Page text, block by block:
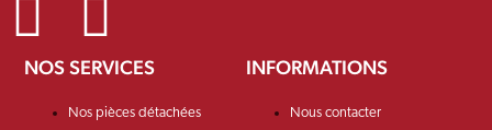
NOS SERVICES
Nos pièces détachées
INFORMATIONS
Nous contacter